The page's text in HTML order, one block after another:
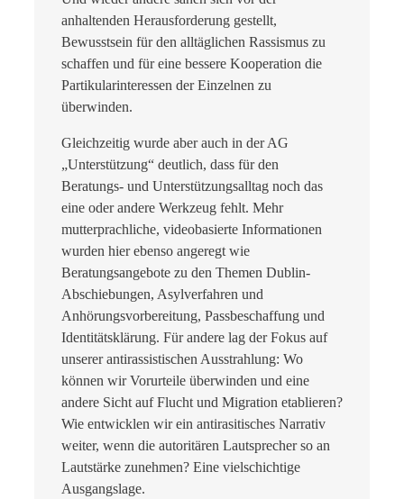
anhaltenden Herausforderung gestellt,
Bewusstsein für den alltäglichen Rassismus zu
schaffen und für eine bessere Kooperation die
Partikularinteressen der Einzelnen zu
überwinden.
Gleichzeitig wurde aber auch in der AG
„Unterstützung“ deutlich, dass für den
Beratungs- und Unterstützungsalltag noch das
eine oder andere Werkzeug fehlt. Mehr
mutterprachliche, videobasierte Informationen
wurden hier ebenso angeregt wie
Beratungsangebote zu den Themen Dublin-
Abschiebungen, Asylverfahren und
Anhörungsvorbereitung, Passbeschaffung und
Identitätsklärung. Für andere lag der Fokus auf
unserer antirassistischen Ausstrahlung: Wo
können wir Vorurteile überwinden und eine
andere Sicht auf Flucht und Migration etablieren?
Wie entwicklen wir ein antirasitisches Narrativ
weiter, wenn die autoritären Lautsprecher so an
Lautstärke zunehmen? Eine vielschichtige
Ausgangslage.